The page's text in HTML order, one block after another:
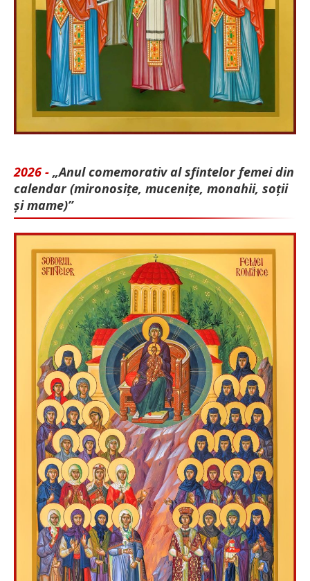
2026 - „Anul comemorativ al sfintelor femei din
calendar (mironosițe, mu­cenițe, monahii, soții
și mame)”